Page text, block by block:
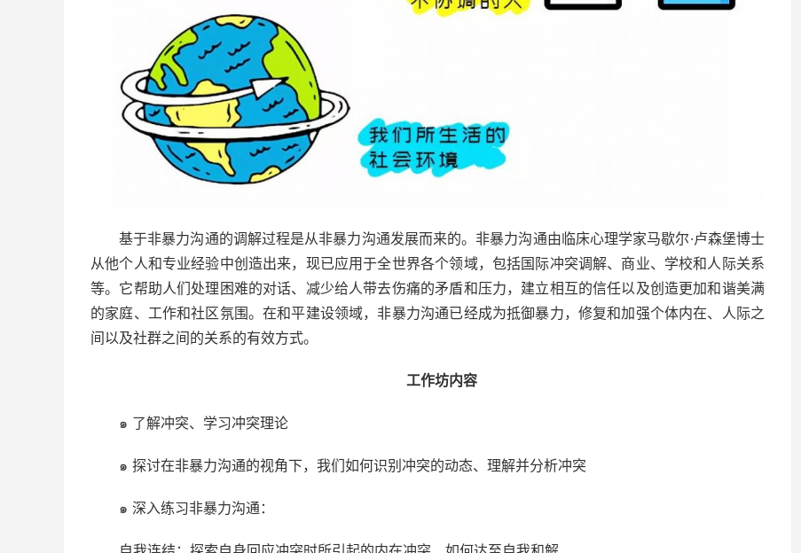
基于非暴力沟通的调解过程是从非暴力沟通发展而来的。非暴力沟通由临床心理学家马歇尔·卢森堡博士
从他个人和专业经验中创造出来，现已应用于全世界各个领域，包括国际冲突调解、商业、学校和人际关系
等。它帮助人们处理困难的对话、减少给人带去伤痛的矛盾和压力，建立相互的信任以及创造更加和谐美满
的家庭、工作和社区氛围。在和平建设领域，非暴力沟通已经成为抵御暴力，修复和加强个体内在、人际之
间以及社群之间的关系的有效方式。
工作坊内容
๑ 了解冲突、学习冲突理论
๑ 探讨在非暴力沟通的视角下，我们如何识别冲突的动态、理解并分析冲突
๑ 深入练习非暴力沟通：